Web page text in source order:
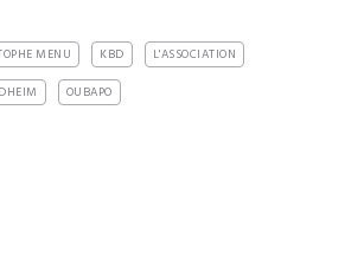
MENU KBD
L'ASSOCIATION
OUBAPO